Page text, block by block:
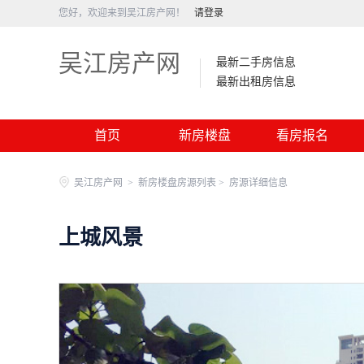
您好，欢迎来到吴江房产网！ 请登录
吴江房产网
最新二手房信息
最新出租房信息
首页 新房楼盘 看房报名
吴江房产网 > 新房楼盘房源列表 > 房源详细信息
上城风景